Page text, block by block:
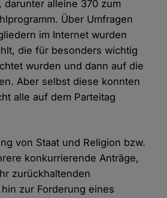
darunter alleine 370 zum
Über Umfragen
im Internet wurden
die für besonders wichtig
wurden und dann auf die
Aber selbst diese konnten
alle auf dem Parteitag
von Staat und Religion bzw.
konkurrierende Anträge,
zurückhaltenden
zur Forderung eines